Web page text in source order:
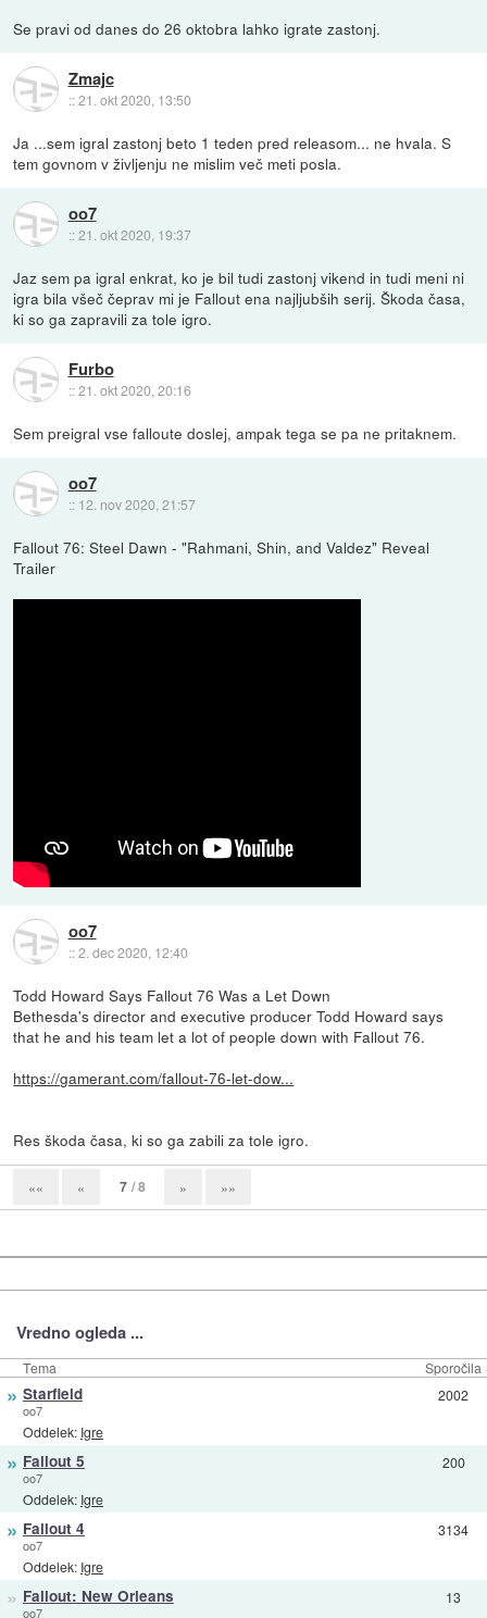
Se pravi od danes do 26 oktobra lahko igrate zastonj.
Zmajc
::21. okt 2020, 13:50
Ja ...sem igral zastonj beto 1 teden pred releasom... ne hvala. S
tem govnom v življenju ne mislim več meti posla.
oo7
::21. okt 2020, 19:37
Jaz sem pa igral enkrat, ko je bil tudi zastonj vikend in tudi meni ni
igra bila všeč čeprav mi je Fallout ena najljubših serij. Škoda časa,
ki so ga zapravili za tole igro.
Furbo
::21. okt 2020, 20:16
Sem preigral vse falloute doslej, ampak tega se pa ne pritaknem.
oo7
:: 12. nov 2020, 21:57
Fallout 76: Steel Dawn - "Rahmani, Shin, and Valdez" Reveal
Trailer
oo7
::2. dec 2020, 12:40
Todd Howard Says Fallout 76 Was a Let Down
Bethesda's director and executive producer Todd Howard says
that he and his team let a lot of people down with Fallout 76.
https://gamerant.com/fallout-76-let-dow...
Res škoda časa, ki so ga zabili za tole igro.
«« « 7 / 8 » »»
Vredno ogleda ...
Tema Sporočila
» Starfield
oo7
Oddelek: Igre
2002
» Fallout 5
oo7
Oddelek: Igre
200
» Fallout 4
oo7
Oddelek: Igre
3134
» Fallout: New Orleans
oo7
13